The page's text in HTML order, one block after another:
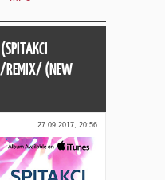
/REMIX/ (NEW
27.09.2017, 20:56